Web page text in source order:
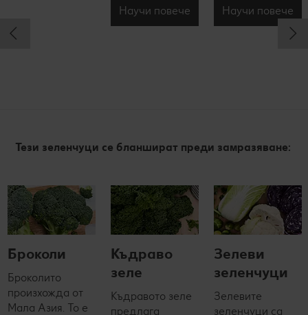
Научи повече Научи повече
Тези зеленчуци се бланшират преди замразяване:
Броколи
Броколито
произхожда от
Мала Азия. То е
Къдраво
зеле
Къдравото зеле
предлага
Зелеви
зеленчуци
Зелевите
зеленчуци са